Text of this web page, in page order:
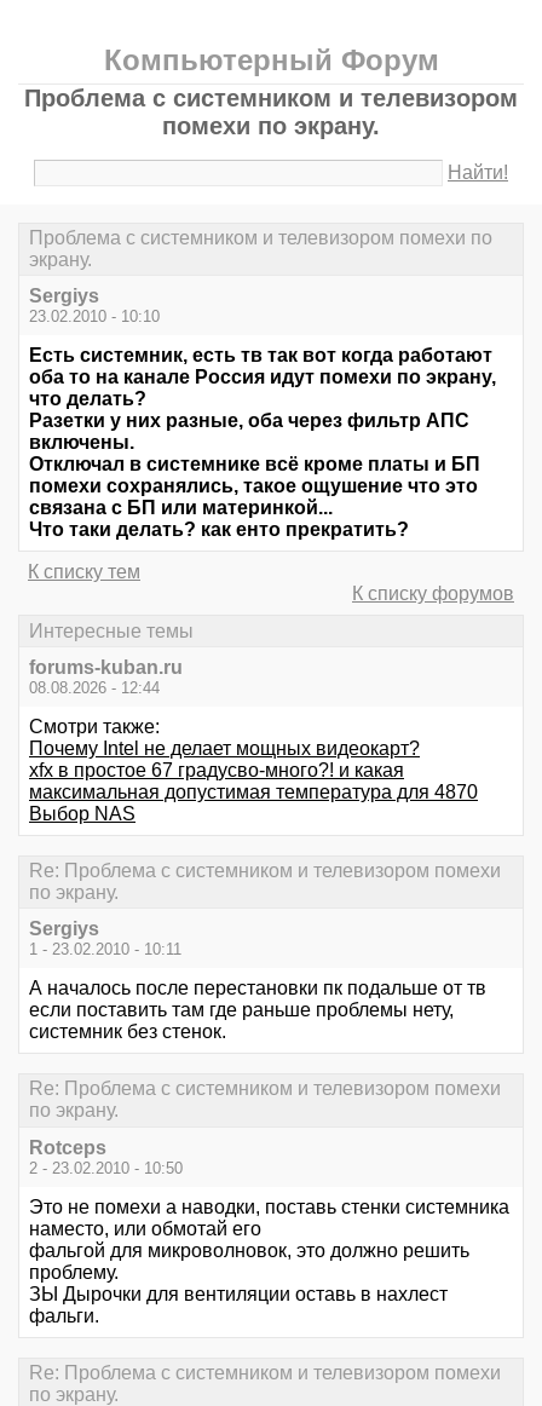
Компьютерный Форум
Проблема с системником и телевизором
помехи по экрану.
Найти!
Проблема с системником и телевизором помехи по
экрану.
Sergiys
23.02.2010 - 10:10
Есть системник, есть тв так вот когда работают
оба то на канале Россия идут помехи по экрану,
что делать?
Разетки у них разные, оба через фильтр АПС
включены.
Отключал в системнике всё кроме платы и БП
помехи сохранялись, такое ощушение что это
связана с БП или материнкой...
Что таки делать? как енто прекратить?
К списку тем
К списку форумов
Интересные темы
forums-kuban.ru
08.08.2026 - 12:44
Смотри также:
Почему Intel не делает мощных видеокарт?
xfx в простое 67 градусво-много?! и какая
максимальная допустимая температура для 4870
Выбор NAS
Re: Проблема с системником и телевизором помехи
по экрану.
Sergiys
1 - 23.02.2010 - 10:11
А началось после перестановки пк подальше от тв
если поставить там где раньше проблемы нету,
системник без стенок.
Re: Проблема с системником и телевизором помехи
по экрану.
Rotceps
2 - 23.02.2010 - 10:50
Это не помехи а наводки, поставь стенки системника
наместо, или обмотай его
фальгой для микроволновок, это должно решить
проблему.
ЗЫ Дырочки для вентиляции оставь в нахлест
фальги.
Re: Проблема с системником и телевизором помехи
по экрану.